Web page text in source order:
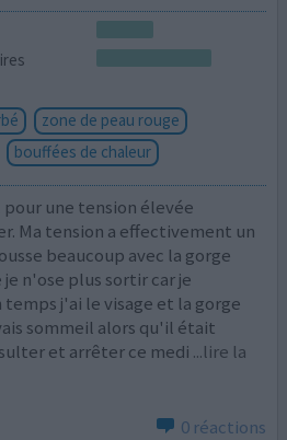
zone de peau rouge
bouffées de chaleur
une tension élevée
Ma tension a effectivement un
beaucoup avec la gorge
n'ose plus sortir car je
j'ai le visage et la gorge
sommeil alors qu'il était
et arrêter ce medi ...lire la
0 réactions